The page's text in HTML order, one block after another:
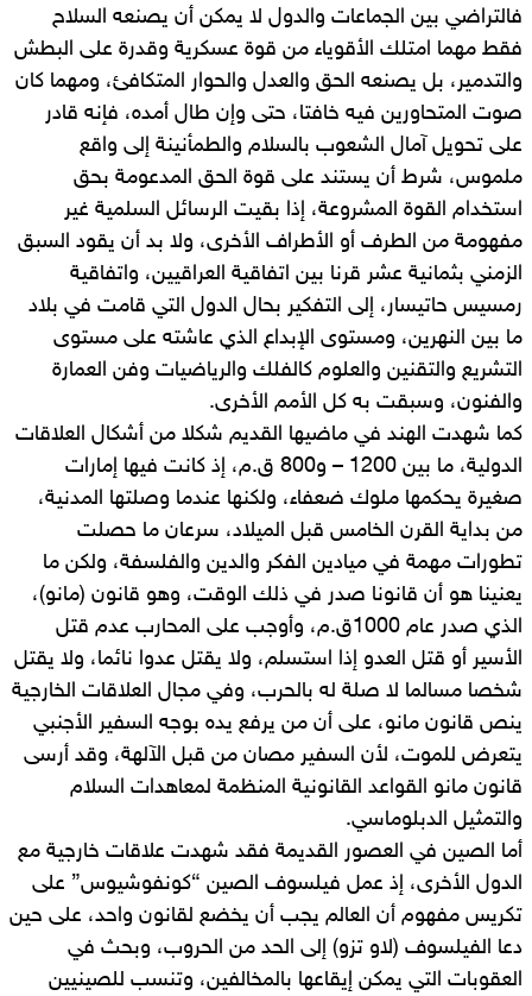
فالتراضي بين الجماعات والدول لا يمكن أن يصنعه السلاح
فقط مهما امتلك الأقوياء من قوة عسكرية وقدرة على البطش
والتدمير، بل يصنعه الحق والعدل والحوار المتكافئ، ومهما كان
صوت المتحاورين فيه خافتا، حتى وإن طال أمده، فإنه قادر
على تحويل آمال الشعوب بالسلام والطمأنينة إلى واقع
ملموس، شرط أن يستند على قوة الحق المدعومة بحق
استخدام القوة المشروعة، إذا بقيت الرسائل السلمية غير
مفهومة من الطرف أو الأطراف الأخرى، ولا بد أن يقود السبق
الزمني بثمانية عشر قرنا بين اتفاقية العراقيين، واتفاقية
رمسيس حاتيسار، إلى التفكير بحال الدول التي قامت في بلاد
ما بين النهرين، ومستوى الإبداع الذي عاشته على مستوى
التشريع والتقنين والعلوم كالفلك والرياضيات وفن العمارة
والفنون، وسبقت به كل الأمم الأخرى.
كما شهدت الهند في ماضيها القديم شكلا من أشكال العلاقات
الدولية، ما بين 1200 – و800 ق.م، إذ كانت فيها إمارات
صغيرة يحكمها ملوك ضعفاء، ولكنها عندما وصلتها المدنية،
من بداية القرن الخامس قبل الميلاد، سرعان ما حصلت
تطورات مهمة في ميادين الفكر والدين والفلسفة، ولكن ما
يعنينا هو أن قانونا صدر في ذلك الوقت، وهو قانون (مانو)،
الذي صدر عام 1000ق.م، وأوجب على المحارب عدم قتل
الأسير أو قتل العدو إذا استسلم، ولا يقتل عدوا نائما، ولا يقتل
شخصا مسالما لا صلة له بالحرب، وفي مجال العلاقات الخارجية
ينص قانون مانو، على أن من يرفع يده بوجه السفير الأجنبي
يتعرض للموت، لأن السفير مصان من قبل الآلهة، وقد أرسى
قانون مانو القواعد القانونية المنظمة لمعاهدات السلام
والتمثيل الدبلوماسي.
أما الصين في العصور القديمة فقد شهدت علاقات خارجية مع
الدول الأخرى، إذ عمل فيلسوف الصين “كونفوشيوس” على
تكريس مفهوم أن العالم يجب أن يخضع لقانون واحد، على حين
دعا الفيلسوف (لاو تزو) إلى الحد من الحروب، وبحث في
العقوبات التي يمكن إيقاعها بالمخالفين، وتنسب للصينيين